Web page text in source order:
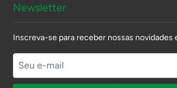
Newsletter
Inscreva-se para receber nossas novidades